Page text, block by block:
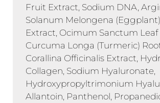
Fruit Extract, Sodium DNA,
Solanum Melongena
Extract, Ocimum Sanctum Leaf
Curcuma Longa (Turmeric)
Corallina Officinalis Extract,
Collagen, Sodium Hyaluronate,
Hydroxypropyltrimonium
Allantoin, Panthenol,